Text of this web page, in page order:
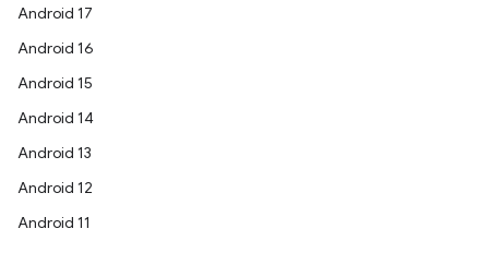
Android 17
Android 16
Android 15
Android 14
Android 13
Android 12
Android 11